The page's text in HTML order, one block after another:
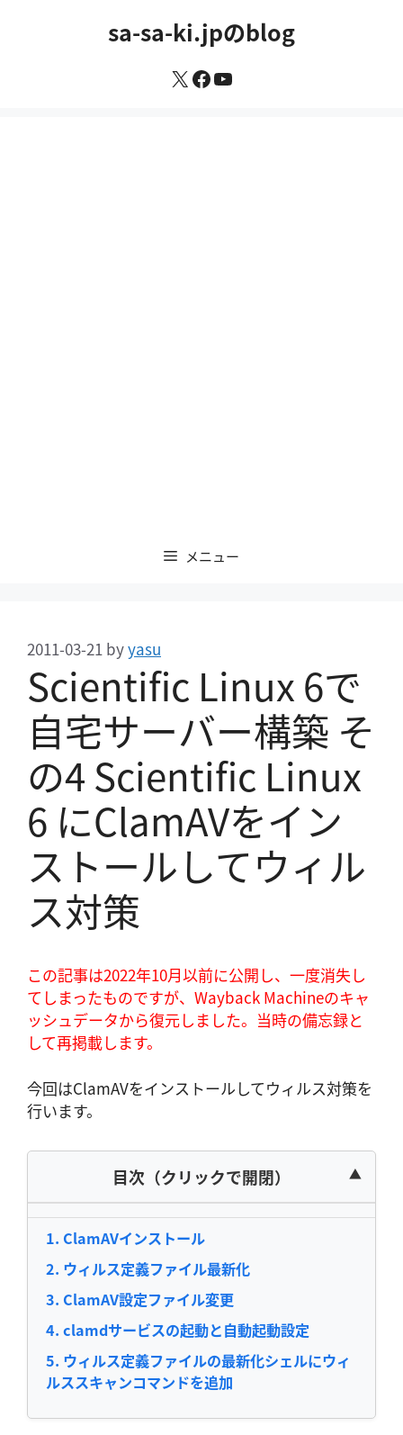
sa-sa-ki.jpのblog
X Facebook
YouTube
メニュー
Scientific Linux 6で
自宅サーバー構築 そ
の4 Scientific Linux
6 にClamAVをイン
ストールしてウィル
ス対策
2011-03-21 byyasu
この記事は2022年10月以前に公開し、一度消失し
てしまったものですが、Wayback Machineのキャ
ッシュデータから復元しました。当時の備忘録と
して再掲載します。
今回はClamAVをインストールしてウィルス対策を
行います。
目次（クリックで開閉）
ClamAVインストール
ウィルス定義ファイル最新化
ClamAV設定ファイル変更
clamdサービスの起動と自動起動設定
ウィルス定義ファイルの最新化シェルにウィ
ルススキャンコマンドを追加